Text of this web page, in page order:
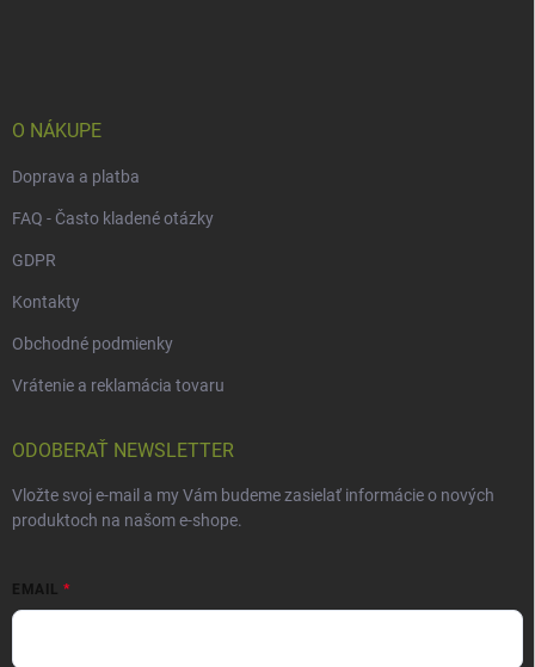
O NÁKUPE
Doprava a platba
FAQ - Často kladené otázky
GDPR
Kontakty
Obchodné podmienky
Vrátenie a reklamácia tovaru
ODOBERAŤ NEWSLETTER
Vložte svoj e-mail a my Vám budeme zasielať informácie o nových
produktoch na našom e-shope.
EMAIL